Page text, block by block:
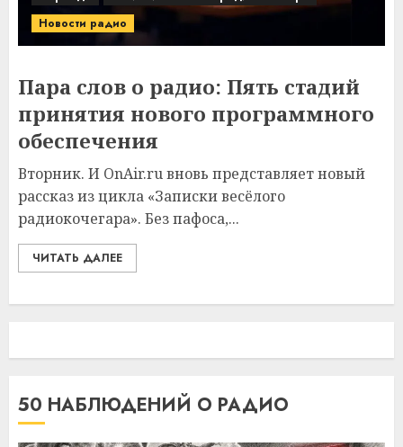
Новости радио
Пара слов о радио: Пять стадий
принятия нового программного
обеспечения
Вторник. И OnAir.ru вновь представляет новый
рассказ из цикла «Записки весёлого
радиокочегара». Без пафоса,...
ЧИТАТЬ ДАЛЕЕ
50 НАБЛЮДЕНИЙ О РАДИО